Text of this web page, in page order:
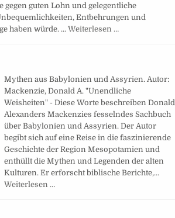
guten Lohn und gelegentliche
Entbehrungen und
haben würde. ...Weiterlesen …
Mythen aus Babylonien und Assyrien. Autor:
Mackenzie, Donald A. "Unendliche
Weisheiten" - Diese Worte beschreiben Donald
Alexanders Mackenzies fesselndes Sachbuch
über Babylonien und Assyrien. Der Autor
begibt sich auf eine Reise in die faszinierende
Geschichte der Region Mesopotamien und
enthüllt die Mythen und Legenden der alten
Kulturen. Er erforscht biblische Berichte,…
Weiterlesen …